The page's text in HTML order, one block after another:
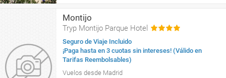
Montijo
Tryp Montijo Parque Hotel
Seguro de Viaje Incluido
¡Paga hasta en 3 cuotas sin intereses! (Válido en
Tarifas Reembolsables)
Vuelos desde Madrid